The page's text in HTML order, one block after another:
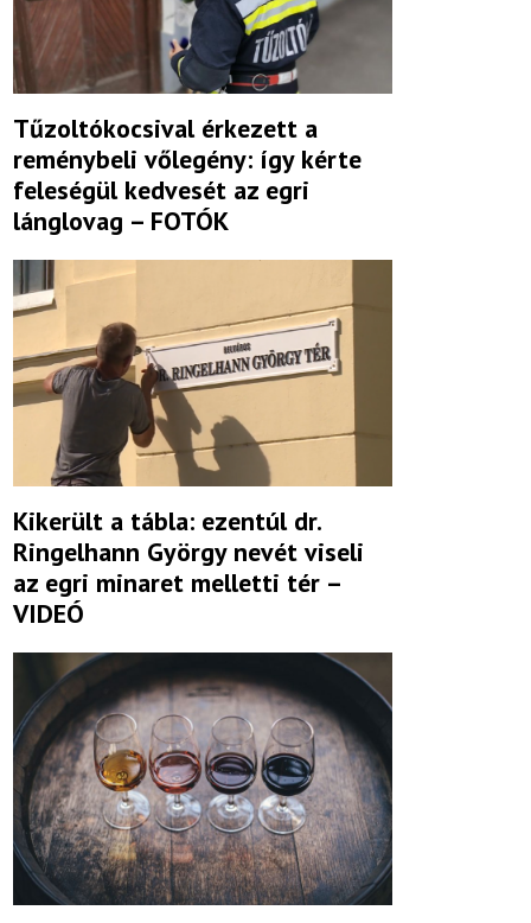
Tűzoltókocsival érkezett a
reménybeli vőlegény: így kérte
feleségül kedvesét az egri
lánglovag – FOTÓK
Kikerült a tábla: ezentúl dr.
Ringelhann György nevét viseli
az egri minaret melletti tér –
VIDEÓ